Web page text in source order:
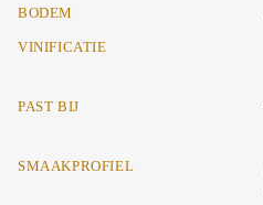
BODEM
VINIFICATIE
PAST BIJ
SMAAKPROFIEL